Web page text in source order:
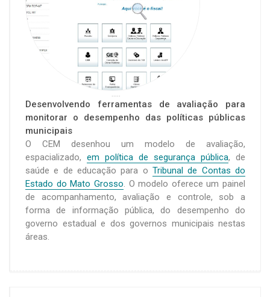
Desenvolvendo ferramentas de avaliação para
monitorar o desempenho das políticas públicas
municipais
O CEM desenhou um modelo de avaliação,
espacializado, em política de segurança pública, de
saúde e de educação para o Tribunal de Contas do
Estado do Mato Grosso. O modelo oferece um painel
de acompanhamento, avaliação e controle, sob a
forma de informação pública, do desempenho do
governo estadual e dos governos municipais nestas
áreas.